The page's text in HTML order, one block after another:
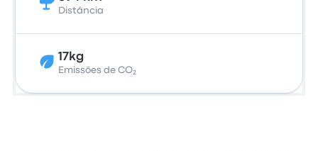
Distância
17kg
Emissões de CO₂